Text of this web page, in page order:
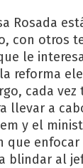
Rosada
con otros
le
reforma
cada vez
llevar a
y el
que enfocar
blindar al